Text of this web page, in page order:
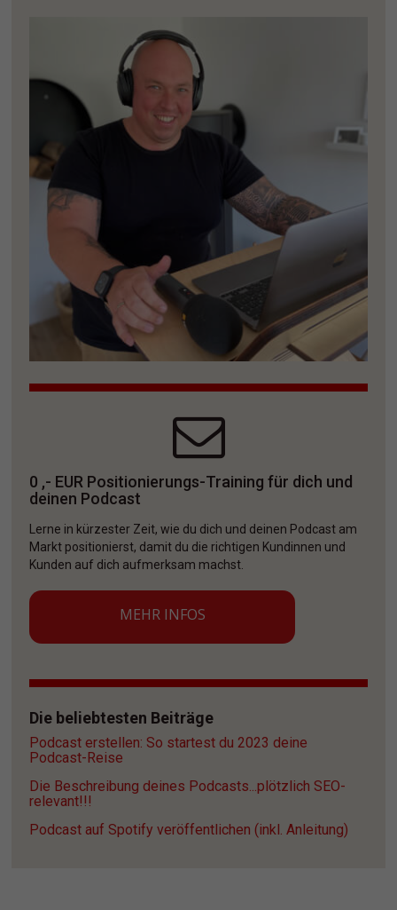
0 ,- EUR Positionierungs-Training für dich und
deinen Podcast
Lerne in kürzester Zeit, wie du dich und deinen Podcast am
Markt positionierst, damit du die richtigen Kundinnen und
Kunden auf dich aufmerksam machst.
MEHR INFOS
Die beliebtesten Beiträge
Podcast erstellen: So startest du 2023 deine
Podcast-Reise
Die Beschreibung deines Podcasts...plötzlich SEO-
relevant!!!
Podcast auf Spotify veröffentlichen (inkl. Anleitung)